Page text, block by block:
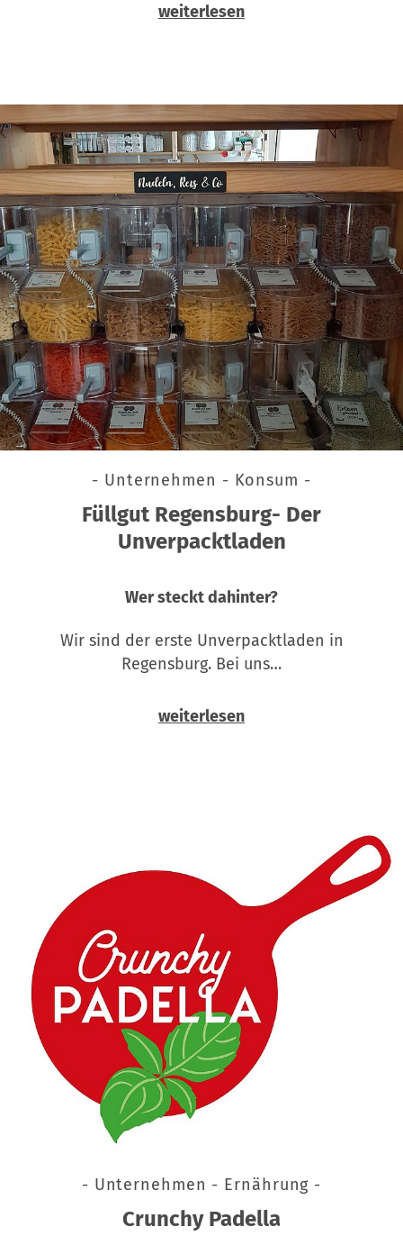
weiterlesen
- Unternehmen - Konsum -
Füllgut Regensburg- Der
Unverpacktladen
Wer steckt dahinter?
Wir sind der erste Unverpacktladen in
Regensburg. Bei uns…
weiterlesen
- Unternehmen - Ernährung -
Crunchy Padella